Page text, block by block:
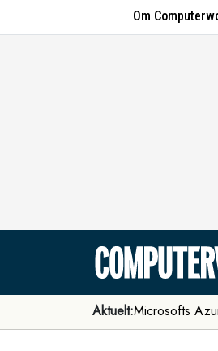
Om
Aktuelt:Microsofts